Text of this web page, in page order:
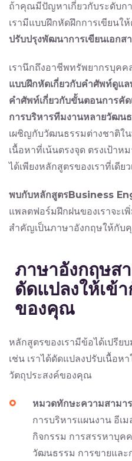
ถ้าคุณมีปัญหาเกี่ยวกับระดับก
เรามีแบบฝึกหัดฝึกการเขียน
ปรับปรุงพัฒนาการเขียนเอกส
เรานึกถึงอาชีพทรัพยากรบุค
แบบฝึกหัดเกี่ยวกับคำศัพท์ดูแ
คำศัพท์เกี่ยวกับขั้นตอนการคั
การบริหารทีมงานหลายวัฒน
เผชิญกับวัฒนธรรมต่างชาติใ
เนื้อหาที่เน้นตรงจุด ตรงเป้า
ได้เพียงหลักสูตรของเราที่เดีย
พบกับหลักสูตรBusiness
แพลตฟอร์มฝึกฝนของเราจะ
สำคัญเป็นภาษาอังกฤษให้กับ
ภาษาอังกฤษส
ดัดแปลงให้เข้
ของคุณ
หลักสูตรของเรามีข้อได้เปรี
เช่น เราได้ดัดแปลงปรับเนื้อห
วัตถุประสงค์ของคุณ
หมวดทักษะความสามา
การบริหารแผนงาน อีเ
กิจกรรม การสรรหาบุค
วัฒนธรรม การขายและ